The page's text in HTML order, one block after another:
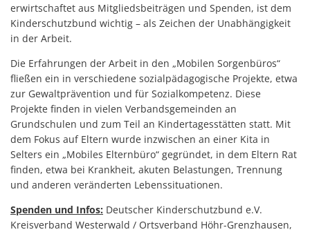
erwirtschaftet aus Mitgliedsbeiträgen und Spenden, ist dem
Kinderschutzbund wichtig – als Zeichen der Unabhängigkeit
in der Arbeit.
Die Erfahrungen der Arbeit in den „Mobilen Sorgenbüros“
fließen ein in verschiedene sozialpädagogische Projekte, etwa
zur Gewaltprävention und für Sozialkompetenz. Diese
Projekte finden in vielen Verbandsgemeinden an
Grundschulen und zum Teil an Kindertagesstätten statt. Mit
dem Fokus auf Eltern wurde inzwischen an einer Kita in
Selters ein „Mobiles Elternbüro“ gegründet, in dem Eltern Rat
finden, etwa bei Krankheit, akuten Belastungen, Trennung
und anderen veränderten Lebenssituationen.
Spenden und Infos: Deutscher Kinderschutzbund e.V.
Kreisverband Westerwald / Ortsverband Höhr-Grenzhausen,